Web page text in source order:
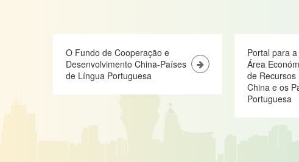
O Fundo de Cooperação e
Desenvolvimento China-Países
de Língua Portuguesa
Portal para
Área
de Recursos
China e os
Portuguesa